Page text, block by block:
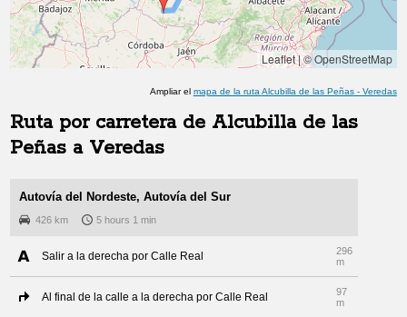
Leaflet|© OpenStreetMap
Ampliar el mapa de la ruta Alcubilla de las Peñas- Veredas
Ruta por carretera de Alcubilla de las
Peñas a Veredas
Autovía del Nordeste, Autovía del Sur
426 km 5 hours 1 min
Salir a la derecha por Calle Real
296
m
Al final de la calle a la derecha por Calle Real
97
m